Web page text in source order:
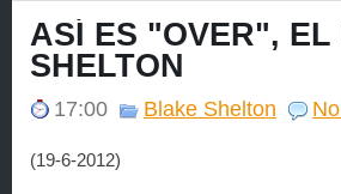
ASÍ ES "OVER",
SHELTON
17:00 Blake Shelton
(19-6-2012)